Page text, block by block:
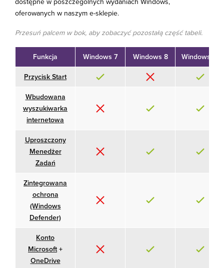
oferowanych w naszym e-sklepie.
Przesuń palcem w bok, aby zobaczyć pozostałą część tabeli.
Funkcja Windows 7 Windows 8 Windows 10
Przycisk Start
Wbudowana
wyszukiwarka
internetowa
Uproszczony
Menedżer
Zadań
Zintegrowana
ochrona
(Windows
Defender)
Konto
Microsoft+
OneDrive